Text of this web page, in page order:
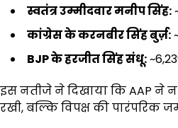
स्वतंत्र उम्मीदवार मनीप सिंह:
कांग्रेस के करनबीर सिंह बुर्ज़:
BJPके हरजीत सिंह संधू:
इस नतीजे ने दिखाया कि AAP ने
रखी, बल्कि विपक्ष की पारंपरिक